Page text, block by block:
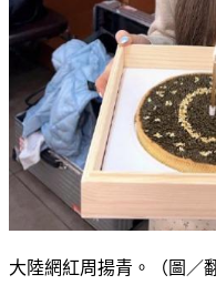
大陸網紅周揚青。（圖／